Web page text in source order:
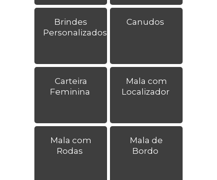
Brindes
Personalizados
Canudos
Carteira
Feminina
Mala com
Localizador
Mala com
Rodas
Mala de
Bordo